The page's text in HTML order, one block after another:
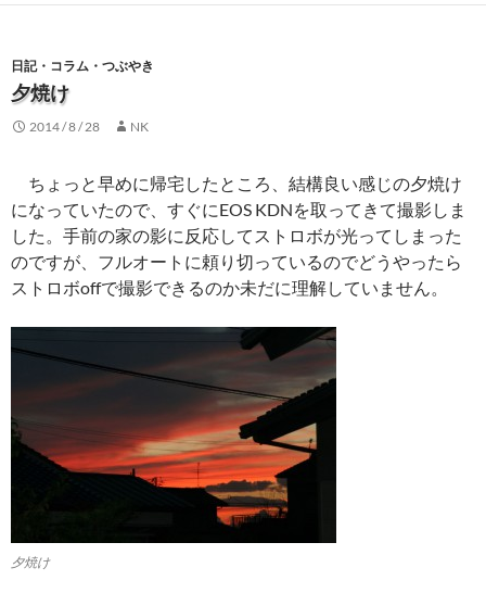
日記・コラム・つぶやき
夕焼け
2014 / 8 / 28 NK
ちょっと早めに帰宅したところ、結構良い感じの夕焼け
になっていたので、すぐにEOS KDNを取ってきて撮影しま
した。手前の家の影に反応してストロボが光ってしまった
のですが、フルオートに頼り切っているのでどうやったら
ストロボoffで撮影できるのか未だに理解していません。
夕焼け